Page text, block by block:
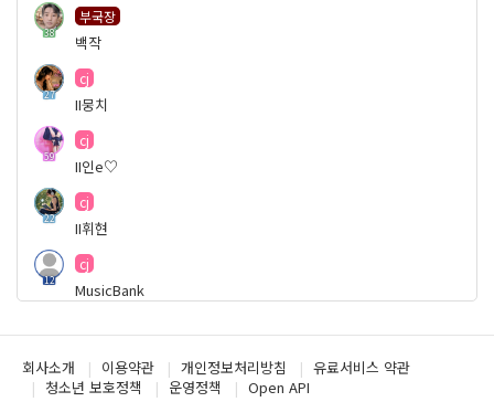
38
부국장
백작
27
cj
II뭉치
59
cj
II인e♡
22
cj
II휘현
12
cj
MusicBank
cj
회사소개 이용약관 개인정보처리방침
유료서비스 약관
청소년 보호정책
운영정책 Open API